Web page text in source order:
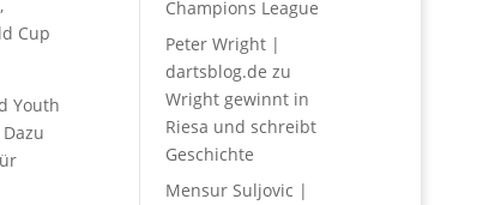
Cup
Youth
Champions League
Peter Wright |
dartsblog.de zu
Wright gewinnt in
Riesa und schreibt
Geschichte
Mensur Suljovic |